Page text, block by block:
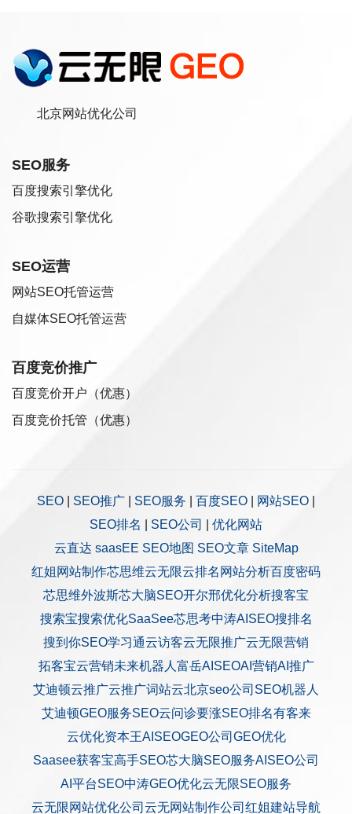
北京网站优化公司
SEO服务
百度搜索引擎优化
谷歌搜索引擎优化
SEO运营
网站SEO托管运营
自媒体SEO托管运营
百度竞价推广
百度竞价开户（优惠）
百度竞价托管（优惠）
SEO SEO推广 SEO服务 百度SEO 网站SEO
SEO排名
SEO公司
优化网站
云直达 saasEE SEO地图 SEO文章 SiteMap
红姐网站制作芯思维云无限云排名 网站分析百度密码
芯思维外波斯芯大脑SEO开尔邢优化分析搜客宝
搜索宝搜索优化SaaSee芯思考中涛AISEO搜排名
搜到你SEO学习通云访客云无限推广云无限营销
拓客宝云营销未来机器人 富岳AISEOAI营销AI推广
艾迪顿云推广云推广词站云北京seo公司 SEO机器人
艾迪顿GEO服务SEO云问诊要涨SEO排名有客来
云优化资本王AISEOGEO公司 GEO优化
Saasee获客宝高手SEO芯大脑SEO服务AISEO公司
AI平台SEO中涛GEO优化云无限SEO服务
云无限网站优化公司 云无网站制作公司 红姐建站导航